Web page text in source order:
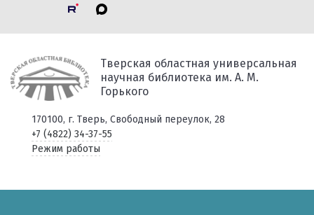
Тверская областная универсальная
научная библиотека им. А. М.
Горького
170100, г. Тверь, Свободный переулок, 28
+7 (4822) 34-37-55
Режим работы